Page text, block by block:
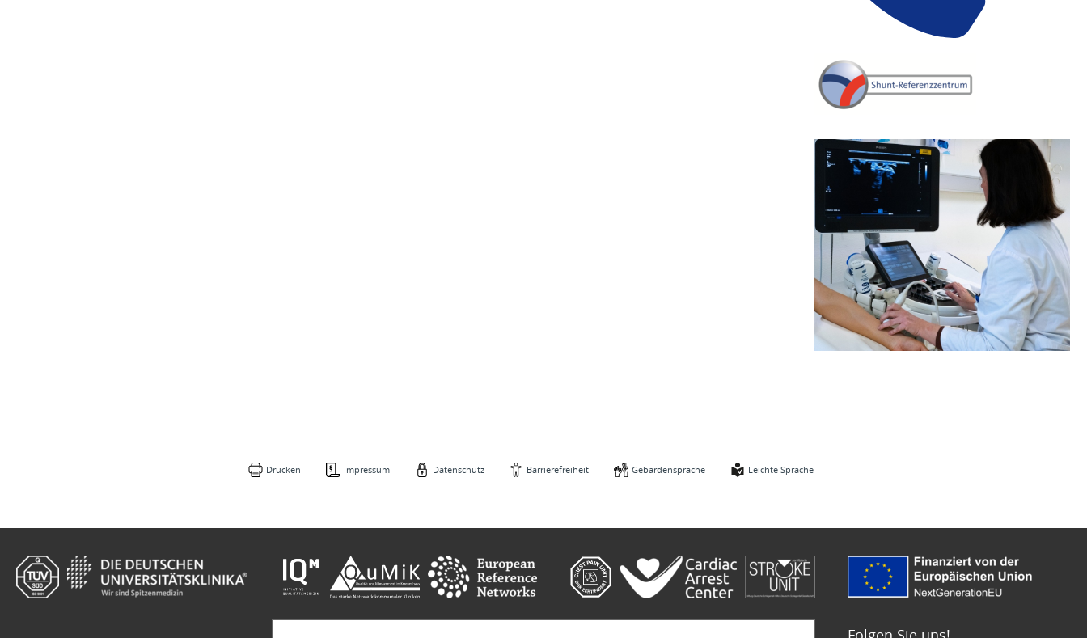
Drucken Impressum Datenschutz Barrierefreiheit Gebärdensprache Leichte Sprache